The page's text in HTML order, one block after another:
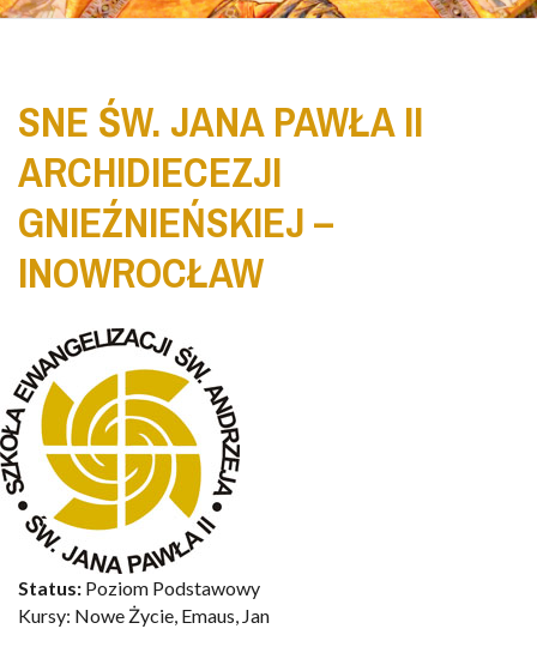
SNE ŚW. JANA PAWŁA II
ARCHIDIECEZJI
GNIEŹNIEŃSKIEJ –
INOWROCŁAW
Status: Poziom Podstawowy
Kursy: Nowe Życie, Emaus, Jan